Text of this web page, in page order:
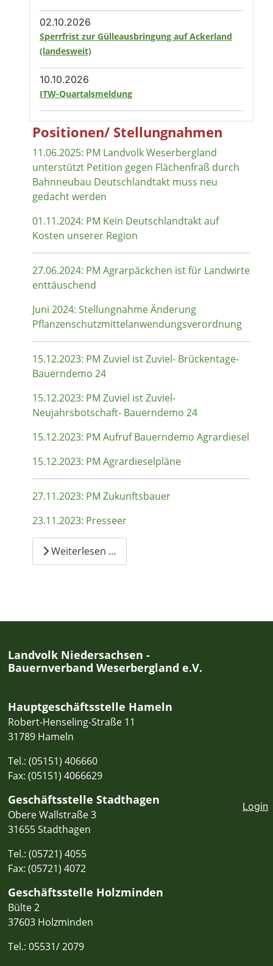
02.10.2026
Sperrfrist zur Gülleausbringung auf Ackerland
(landesweit)
10.10.2026
ITW-Quartalsmeldung
Positionen/ Stellungnahmen
11.06.2025: PM Landvolk Weserbergland
unterstützt Petition gegen Flächenfraß durch
Bahnneubau Deutschlandtakt muss neu
gedacht werden
01.11.2024: PM Kein Deutschlandtakt auf
Kosten unserer Region
27.06.2024: PM Agrarpäckchen ist für Landwirte
enttäuschend
Juni 2024: Stellungnahme Änderung
Pflanzenschutzmittelanwendungsverordnung
15.12.2023: PM Zuviel ist Zuviel- Brückentage-
Bauerndemo 24
15.12.2023: PM Zuviel ist Zuviel-
Neujahrsbotschaft- Bauerndemo 24
15.12.2023: PM Aufruf Bauerndemo Agrardiesel
15.12.2023: PM Agrardieselpläne
27.11.2023: PM Zukunftsbauer
23.11.2023: Presseer
Weiterlesen …
Landvolk Niedersachsen -
Bauernverband Weserbergland e.V.
Hauptgeschäftsstelle Hameln
Robert-Henseling-Straße 11
31789 Hameln
Tel.: (05151) 406660
Fax: (05151) 4066629
Geschäftsstelle Stadthagen
Obere Wallstraße 3
31655 Stadthagen
Tel.: (05721) 4055
Fax: (05721) 4072
Geschäftsstelle Holzminden
Bülte 2
37603 Holzminden
Tel.: 05531/ 2079
Login